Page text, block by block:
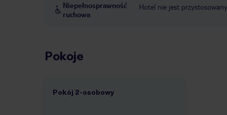
Niepełnosprawność
ruchowa
Hotel nie jest
Pokoje
Pokój 2-osobowy
1 / 5